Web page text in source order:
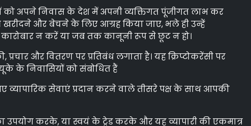
अपने निवास के देश में अपनी व्यक्तिगत पूंजीगत लाभ कर
खरीदने और बेचने के लिए आग्रह किया जाए, भले ही उन्हें
न करें या जब तक कानूनी रूप से छूट न हो।
प्रचार और वितरण पर प्रतिबंध लगाता है। यह क्रिप्टोकरेंसी पर
के निवासियों को संबोधित हैं
सेवाएं प्रदान करने वाले तीसरे पक्ष के साथ आपकी
उपयोग करके, या स्वयं के ट्रेड करके और यह व्यापारी की एकमात्र